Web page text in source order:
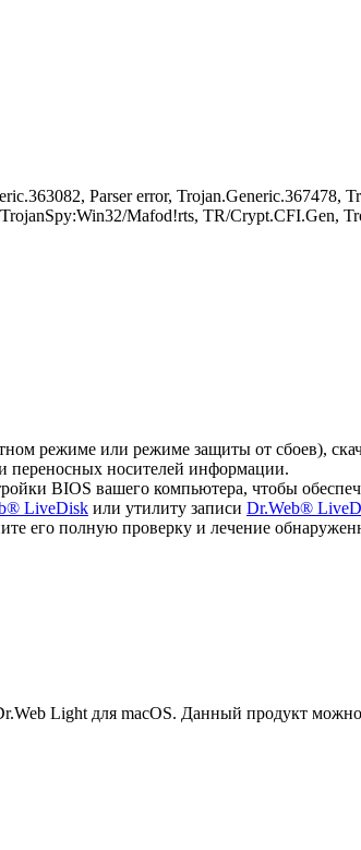
Parser error, Trojan.Generic.367478,
Mafod!rts, TR/Crypt.CFI.Gen,
режиме или режиме защиты от сбоев),
переносных носителей информации.
BIOS вашего компьютера, чтобы
LiveDisk или утилиту записи Dr.Web®
его полную проверку и лечение
Light для macOS. Данный продукт можно